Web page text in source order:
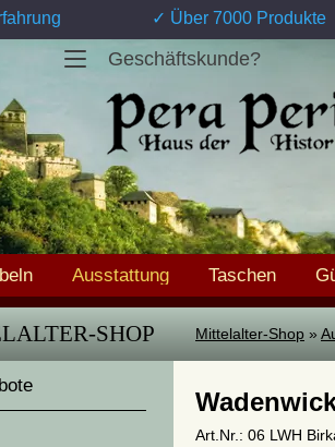
✓ Über 7000 Produkte
Geschäftskunde?
Ausstattung Taschen
SHOP Mittelalter-Shop »
Art.Nr.: 06 LWH